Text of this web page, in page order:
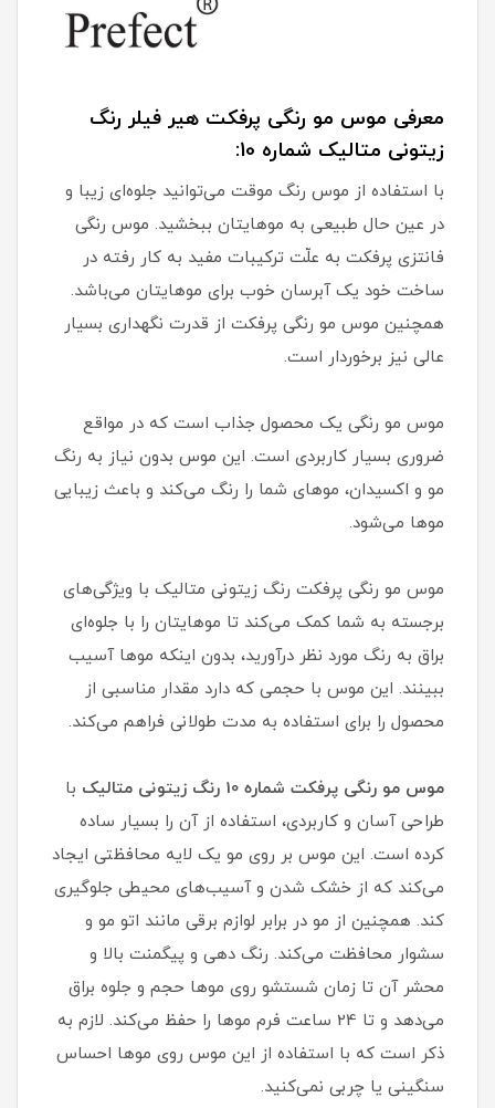
معرفی موس مو رنگی پرفکت هیر فیلر رنگ
زیتونی متالیک شماره 10:
با استفاده از موس رنگ موقت می‌توانید جلوه‌ای زیبا و
در عین حال طبیعی به موهایتان ببخشید. موس رنگی
فانتزی پرفکت به علّت ترکیبات مفید به کار رفته در
ساخت خود یک آبرسان خوب برای موهایتان می‌باشد.
همچنین موس مو رنگی پرفکت از قدرت نگهداری بسیار
عالی نیز برخوردار است.
موس مو رنگی یک محصول جذاب است که در مواقع
ضروری بسیار کاربردی است. این موس بدون نیاز به رنگ
مو و اکسیدان، موهای شما را رنگ می‌کند و باعث زیبایی
موها می‌شود.
موس مو رنگی پرفکت رنگ زیتونی متالیک با ویژگی‌های
برجسته به شما کمک می‌کند تا موهایتان را با جلوه‌ای
براق به رنگ مورد نظر درآورید، بدون اینکه موها آسیب
ببینند. این موس با حجمی که دارد مقدار مناسبی از
محصول را برای استفاده به مدت طولانی فراهم می‌کند.
موس مو رنگی پرفکت شماره 10 رنگ زیتونی متالیک
با
طراحی آسان و کاربردی، استفاده از آن را بسیار ساده
کرده است. این موس بر روی مو یک لایه محافظتی ایجاد
می‌کند که از خشک شدن و آسیب‌های محیطی جلوگیری
کند. همچنین از مو در برابر لوازم برقی مانند اتو مو و
سشوار محافظت می‌کند. رنگ دهی و پیگمنت بالا و
محشر آن تا زمان شستشو روی موها حجم و جلوه براق
می‌دهد و تا 24 ساعت فرم موها را حفظ می‌کند. لازم به
ذکر است که با استفاده از این موس روی موها احساس
سنگینی یا چربی نمی‌کنید.